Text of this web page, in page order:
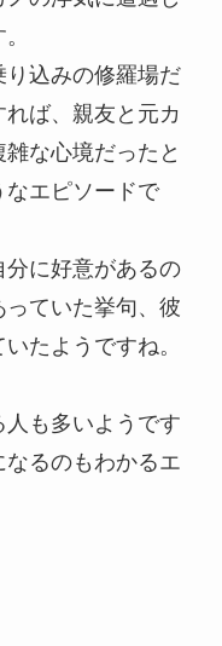
り込みの修羅場だ
ば、親友と元カ
な心境だったと
エピソードで
に好意があるの
ていた挙句、彼
たようですね。
も多いようです
るのもわかるエ